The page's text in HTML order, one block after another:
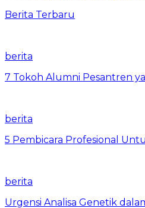
Berita Terbaru
berita
7 Tokoh Alumni Pesantren
berita
5 Pembicara Profesional
berita
Urgensi Analisa Genetik